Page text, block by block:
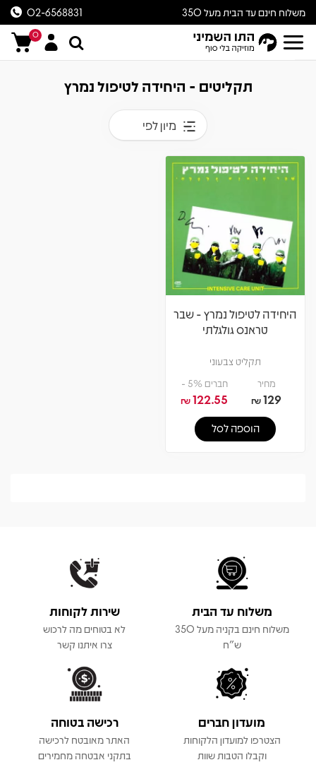
משלוח חינם עד הבית מעל 350
ש״ח
02-6568831
0
תקליטים - היחידה לטיפול נמרץ
מיון לפי
היחידה לטיפול נמרץ - שבר
טראנס גולגלתי
תקליט צבעוני
מחיר
129
₪
חברים 5% -
122.55
₪
הוספה לסל
משלוח עד הבית
משלוח חינם בקניה מעל 350
ש"ח
שירות לקוחות
לא בטוחים מה לרכוש
צרו איתנו קשר
מועדון חברים
הצטרפו למועדון הלקוחות
וקבלו הטבות שוות
רכישה בטוחה
האתר מאובטח לרכישה
בתקני אבטחה מחמירים